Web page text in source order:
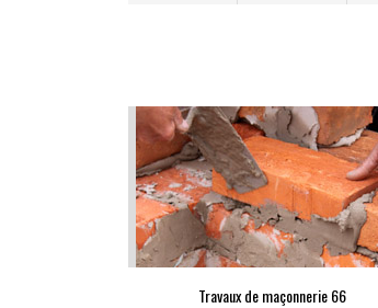
Travaux de maçonnerie 66